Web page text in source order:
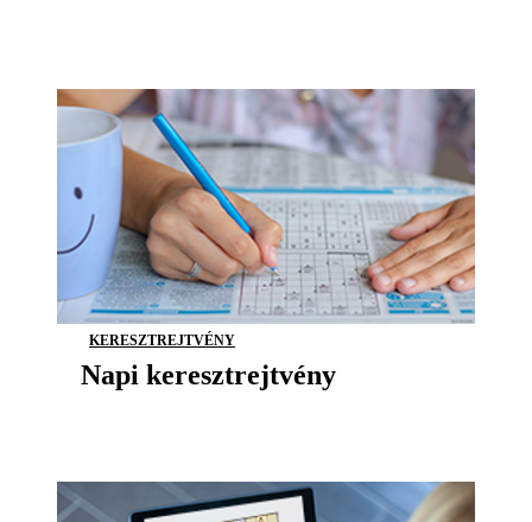
KERESZTREJTVÉNY
Napi keresztrejtvény